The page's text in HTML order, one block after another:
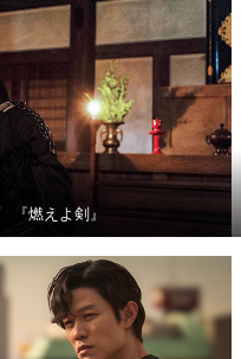
『燃えよ剣』